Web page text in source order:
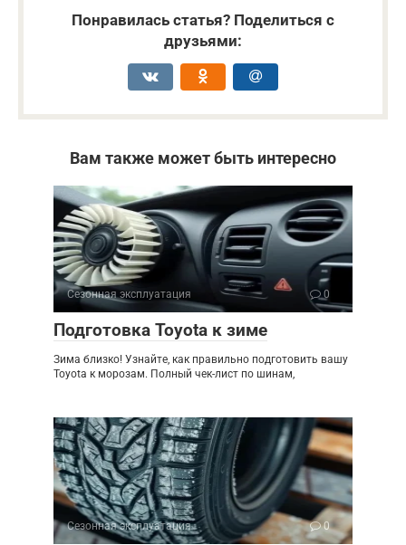
Понравилась статья? Поделиться с
друзьями:
Вам также может быть интересно
Сезонная эксплуатация 0
Подготовка Toyota к зиме
Зима близко! Узнайте, как правильно подготовить вашу
Toyota к морозам. Полный чек-лист по шинам,
Сезонная эксплуатация 0